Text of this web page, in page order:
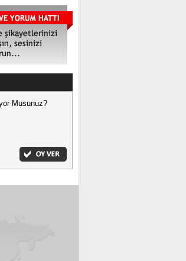
Musunuz?